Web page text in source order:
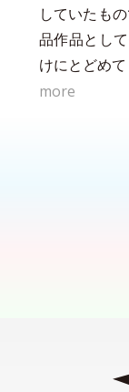
していたも
品作品とし
けにとどめ
more